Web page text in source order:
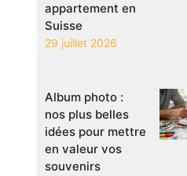
appartement en
Suisse
29 juillet 2026
Album photo :
nos plus belles
idées pour mettre
en valeur vos
souvenirs